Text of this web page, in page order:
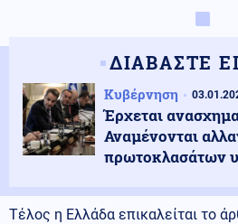
ΔΙΑΒΑΣΤΕ
Κυβέρνηση
Έρχεται
Αναμένονται
πρωτοκλασάτων
Τέλος η Ελλάδα επικαλείται το